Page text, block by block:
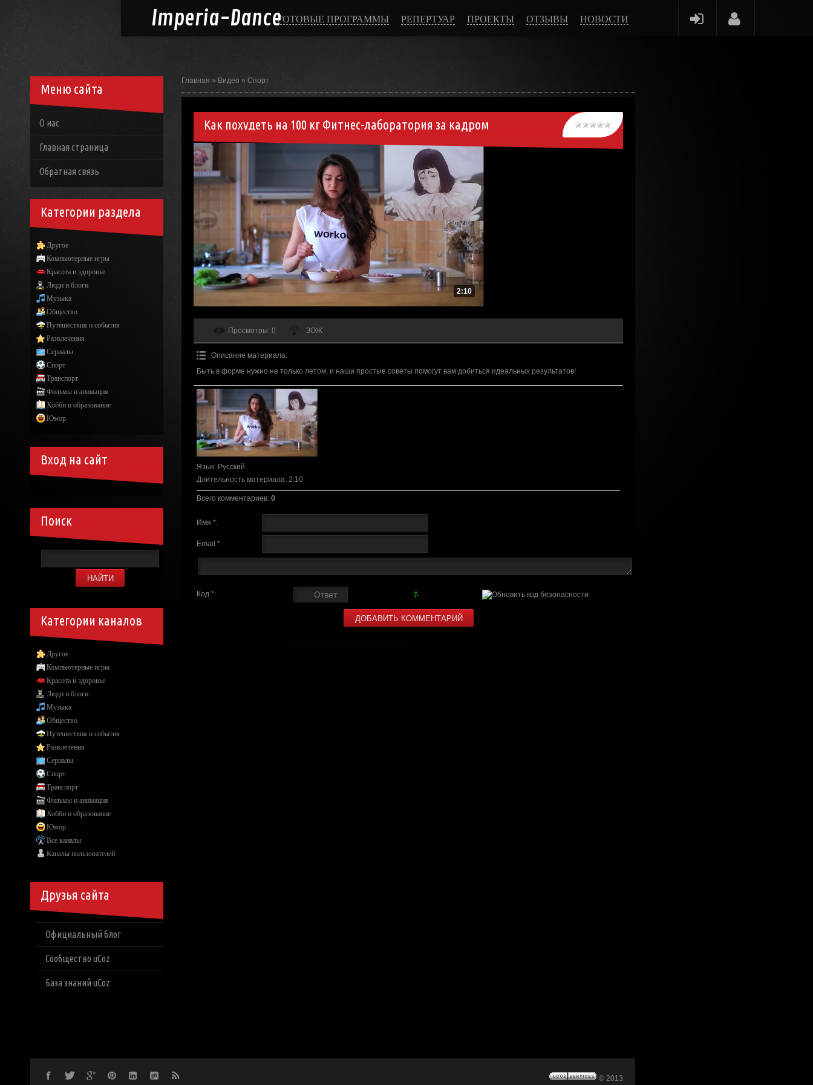
Imperia-DanceГОТОВЫЕ ПРОГРАММЫ РЕПЕРТУАР ПРОЕКТЫ ОТЗЫВЫ НОВОСТИ
Главная » Видео » Спорт
Как похудеть на 100 кг Фитнес-лаборатория за кадром
2:10
Просмотры: 0 ЗОЖ
Описание материала:
Быть в форме нужно не только летом, и наши простые советы помогут вам добиться идеальных результатов!
Язык: Русский
Длительность материала: 2:10
Всего комментариев: 0
Имя *:
Email *:
Код *:
Меню сайта
О нас
Главная страница
Обратная связь
Категории раздела
Другое
Компьютерные игры
Красота и здоровье
Люди и блоги
Музыка
Общество
Путешествия и события
Развлечения
Сериалы
Спорт
Транспорт
Фильмы и анимация
Хобби и образование
Юмор
Вход на сайт
Поиск
Категории каналов
Другое
Компьютерные игры
Красота и здоровье
Люди и блоги
Музыка
Общество
Путешествия и события
Развлечения
Сериалы
Спорт
Транспорт
Фильмы и анимация
Хобби и образование
Юмор
Все каналы
Каналы пользователей
Друзья сайта
Официальный блог
Сообщество uCoz
База знаний uCoz
© 2013